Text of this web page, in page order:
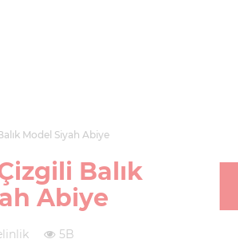
Model Siyah Abiye
Balık
Abiye
5B